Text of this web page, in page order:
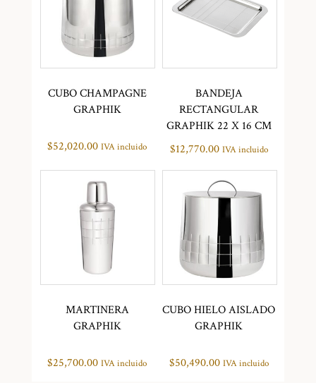
CUBO CHAMPAGNE
GRAPHIK
$52,020.00 IVA incluido
BANDEJA
RECTANGULAR
GRAPHIK 22 X 16 CM
$12,770.00 IVA incluido
MARTINERA
GRAPHIK
$25,700.00 IVA incluido
CUBO HIELO AISLADO
GRAPHIK
$50,490.00 IVA incluido